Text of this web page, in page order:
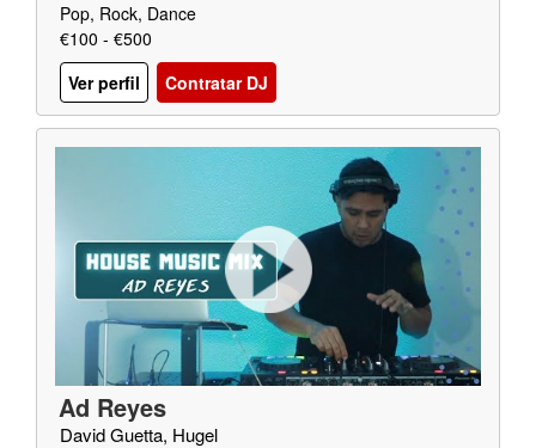
Pop, Rock, Dance
€100 - €500
Ver perfil
Contratar DJ
Ad Reyes
David Guetta, Hugel